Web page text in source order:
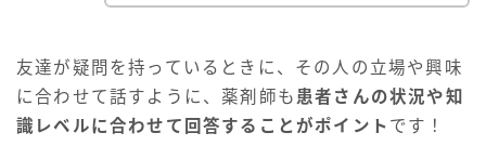
友達が疑問を持っているときに、その人の立場や興味
に合わせて話すように、薬剤師も 患者さんの状況や知
識レベルに合わせて回答することがポイント です！